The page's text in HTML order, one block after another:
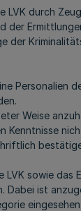
LVK durch
der
der
Personalien
Weise
Kenntnisse
LVK sowie das
Dabei ist